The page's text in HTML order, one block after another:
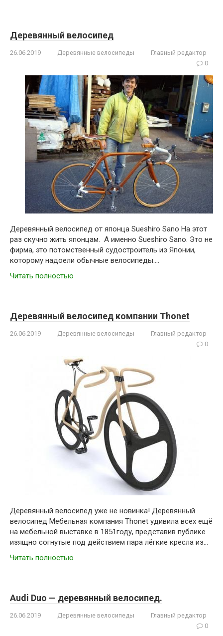
Деревянный велосипед
26.06.2019 Деревянные велосипеды
Главный редактор
0
Деревянный велосипед от японца Sueshiro Sano На этот
раз скучно жить японцам. А именно Sueshiro Sano. Это не
фирма, это потомственный судостроитель из Японии,
которому надоели обычные велосипеды….
Читать полностью
Деревянный велосипед компании Thonet
26.06.2019 Деревянные велосипеды
Главный редактор
0
Деревянный велосипед уже не новинка! Деревянный
велосипед Мебельная компания Thonet удивила всех ещё
на мебельной выставке в 1851году, представив публике
изящно согнутые под действием пара лёгкие кресла из…
Читать полностью
Audi Duo — деревянный велосипед.
26.06.2019 Деревянные велосипеды
Главный редактор
0